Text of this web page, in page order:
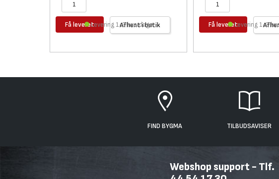
Få leveret Afhent i butik
Levering 1-2 hverdage Få leveretLevering 1-2
FIND BYGMA TILBUDSAVISER
Webshop support - Tlf.